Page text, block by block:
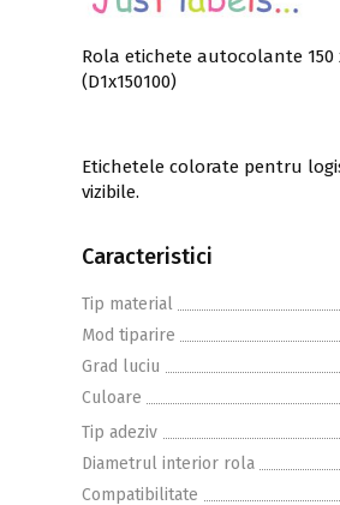
Rola etichete autocolante
(D1x150100)
Etichetele colorate pentru
vizibile.
Caracteristici
Tip material
Mod tiparire
Grad luciu
Culoare
Tip adeziv
Diametrul interior rola
Compatibilitate